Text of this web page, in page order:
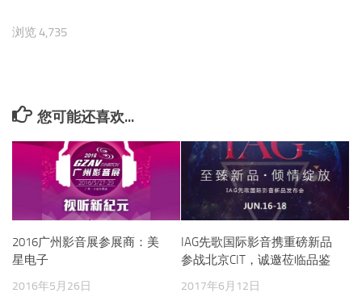
浏览 4,735
您可能还喜欢...
2016广州影音展参展商：美
星电子
2016年5月26日
IAG先歌国际影音携重磅新品
参战北京CIT，诚邀莅临品鉴
2017年6月12日